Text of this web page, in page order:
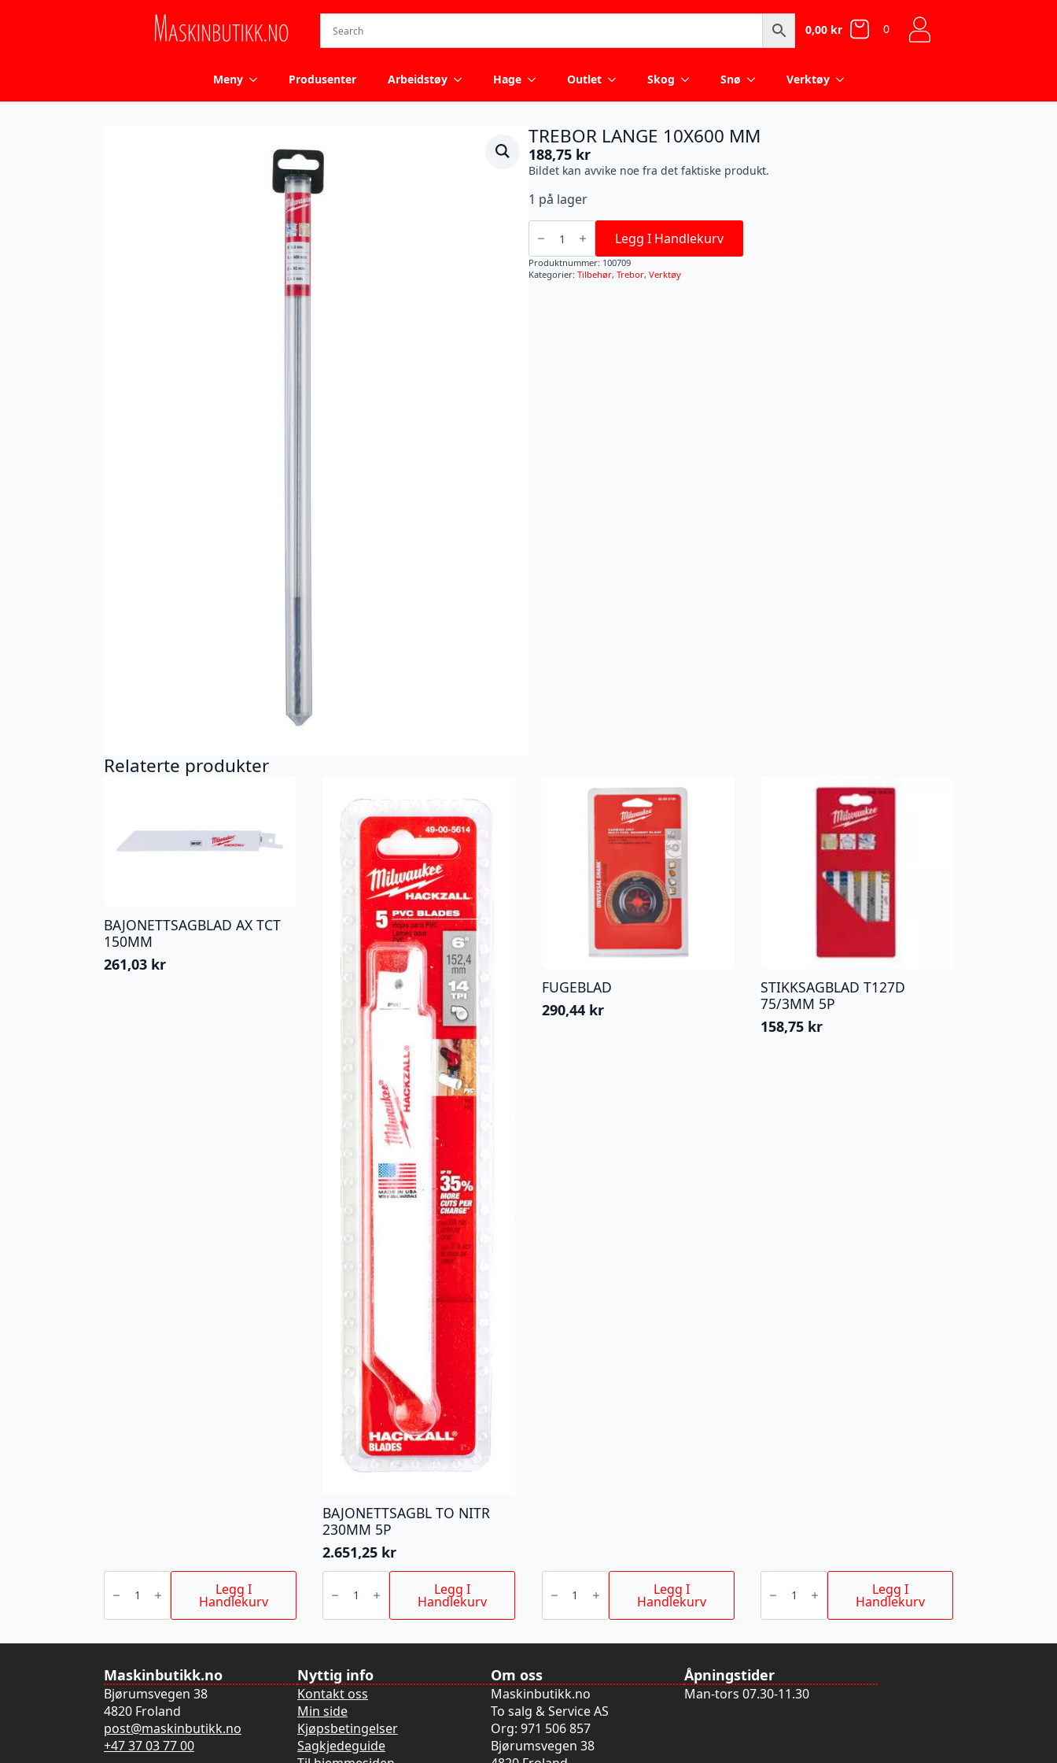
0,00 kr 0
Meny Produsenter Arbeidstøy Hage Outlet Skog Snø Verktøy
TREBOR LANGE 10X600 MM
188,75 kr
Bildet kan avvike noe fra det faktiske produkt.
1 på lager
TREBOR
LANGE
10X600
MM
antall
Legg I Handlekurv
Produktnummer: 100709
Kategorier: Tilbehør, Trebor, Verktøy
Relaterte produkter
BAJONETTSAGBLAD AX TCT
150MM
261,03 kr
BAJONETTSAGBLAD
TCT
antall
Legg I
Handlekurv
BAJONETTSAGBL TO NITR
230MM 5P
2.651,25 kr
BAJONETTSAGBL
NITR
5P
Legg I
Handlekurv
FUGEBLAD
290,44 kr
FUGEBLAD
Legg I
Handlekurv
STIKKSAGBLAD T127D
75/3MM 5P
158,75 kr
STIKKSAGBLAD
75/3MM
antall
Legg I
Handlekurv
Maskinbutikk.no
Bjørumsvegen 38
4820 Froland
post@maskinbutikk.no
+47 37 03 77 00
Nyttig info
Kontakt oss
Min side
Kjøpsbetingelser
Sagkjedeguide
Om oss
Maskinbutikk.no
To salg & Service AS
Org: 971 506 857
Bjørumsvegen 38
Åpningstider
Man-tors 07.30-11.30